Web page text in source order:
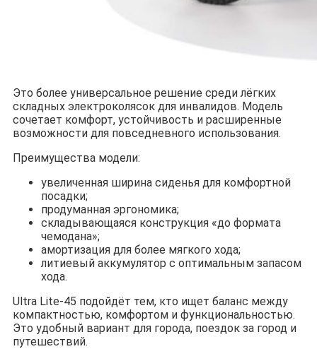
Это более универсальное решение среди лёгких
складных электроколясок для инвалидов. Модель
сочетает комфорт, устойчивость и расширенные
возможности для повседневного использования.
Преимущества модели:
увеличенная ширина сиденья для комфортной
посадки;
продуманная эргономика;
складывающаяся конструкция «до формата
чемодана»;
амортизация для более мягкого хода;
литиевый аккумулятор с оптимальным запасом
хода.
Ultra Lite-45 подойдёт тем, кто ищет баланс между
компактностью, комфортом и функциональностью.
Это удобный вариант для города, поездок за город и
путешествий.